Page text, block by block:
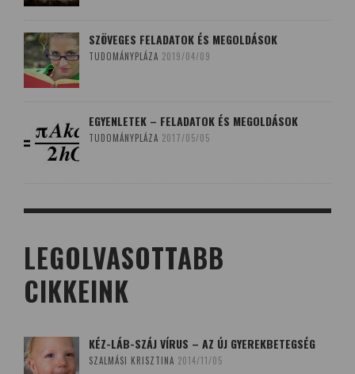
SZÖVEGES FELADATOK ÉS MEGOLDÁSOK
TUDOMÁNYPLÁZA 2019/04/09
EGYENLETEK – FELADATOK ÉS MEGOLDÁSOK
TUDOMÁNYPLÁZA 2017/05/05
LEGOLVASOTTABB
CIKKEINK
KÉZ-LÁB-SZÁJ VÍRUS – AZ ÚJ GYEREKBETEGSÉG
SZALMÁSI KRISZTINA 2014/11/05